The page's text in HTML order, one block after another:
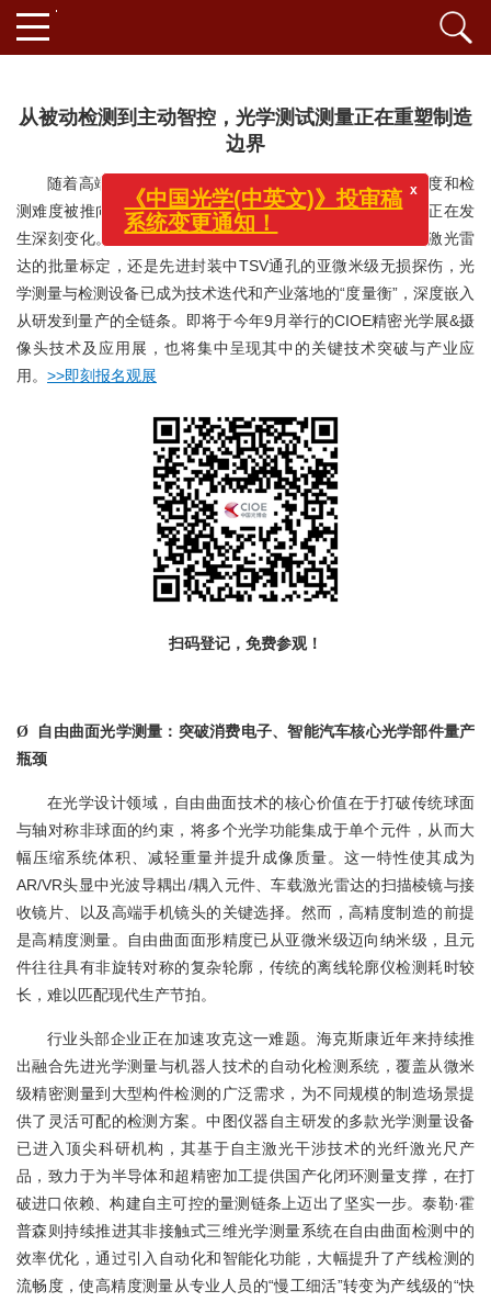
从被动检测到主动智控，光学测试测量正在重塑制造
边界
随着高端制造向极致精度不断逼近，光学元件的制造精度和检
测难度被推向了前所未有的高度，光学测试测量技术的角色正在发
生深刻变化。无论是AR/VR光波导的复杂曲面检测、车规级激光雷
达的批量标定，还是先进封装中TSV通孔的亚微米级无损探伤，光
学测量与检测设备已成为技术迭代和产业落地的“度量衡”，深度嵌入
从研发到量产的全链条。即将于今年9月举行的CIOE精密光学展&摄
像头技术及应用展，也将集中呈现其中的关键技术突破与产业应
用。 >>即刻报名观展
扫码登记，免费参观！
Ø 自由曲面光学测量：突破消费电子、智能汽车核心光学部件量产
瓶颈
在光学设计领域，自由曲面技术的核心价值在于打破传统球面
与轴对称非球面的约束，将多个光学功能集成于单个元件，从而大
幅压缩系统体积、减轻重量并提升成像质量。这一特性使其成为
AR/VR头显中光波导耦出/耦入元件、车载激光雷达的扫描棱镜与接
收镜片、以及高端手机镜头的关键选择。然而，高精度制造的前提
是高精度测量。自由曲面面形精度已从亚微米级迈向纳米级，且元
件往往具有非旋转对称的复杂轮廓，传统的离线轮廓仪检测耗时较
长，难以匹配现代生产节拍。
行业头部企业正在加速攻克这一难题。海克斯康近年来持续推
出融合先进光学测量与机器人技术的自动化检测系统，覆盖从微米
级精密测量到大型构件检测的广泛需求，为不同规模的制造场景提
供了灵活可配的检测方案。中图仪器自主研发的多款光学测量设备
已进入顶尖科研机构，其基于自主激光干涉技术的光纤激光尺产
品，致力于为半导体和超精密加工提供国产化闭环测量支撑，在打
破进口依赖、构建自主可控的量测链条上迈出了坚实一步。泰勒·霍
普森则持续推进其非接触式三维光学测量系统在自由曲面检测中的
效率优化，通过引入自动化和智能化功能，大幅提升了产线检测的
流畅度，使高精度测量从专业人员的“慢工细活”转变为产线级的“快
《中国光学(中英文)》投审稿
系统变更通知！